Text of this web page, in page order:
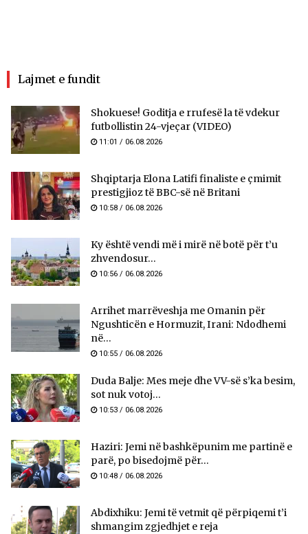
Lajmet e fundit
Shokuese! Goditja e rrufesë la të vdekur
futbollistin 24-vjeçar (VIDEO)
11:01 / 06.08.2026
Shqiptarja Elona Latifi finaliste e çmimit
prestigjioz të BBC-së në Britani
10:58 / 06.08.2026
Ky është vendi më i mirë në botë për t’u
zhvendosur...
10:56 / 06.08.2026
Arrihet marrëveshja me Omanin për
Ngushticën e Hormuzit, Irani: Ndodhemi
në...
10:55 / 06.08.2026
Duda Balje: Mes meje dhe VV-së s’ka besim,
sot nuk votoj...
10:53 / 06.08.2026
Haziri: Jemi në bashkëpunim me partinë e
parë, po bisedojmë për...
10:48 / 06.08.2026
Abdixhiku: Jemi të vetmit që përpiqemi t’i
shmangim zgjedhjet e reja